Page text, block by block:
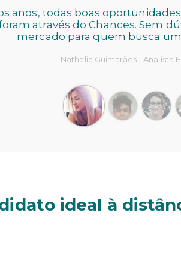
anos, todas boas
através do Chances. Sem
mercado para quem busca
Nathalia Guimarães - Analista
ideal à